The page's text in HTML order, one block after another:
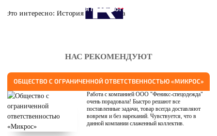
Это интересно: История противогаза
НАС РЕКОМЕНДУЮТ
ОБЩЕСТВО С ОГРАНИЧЕННОЙ ОТВЕТСТВЕННОСТЬЮ «МИКРОС»
Работа с компанией ООО "Феникс-спецодежда"
очень порадовала! Быстро решают все
поставленные задачи, товар всегда доставляют
вовремя и без нареканий. Чувствуется, что в
данной компании слаженный коллектив.